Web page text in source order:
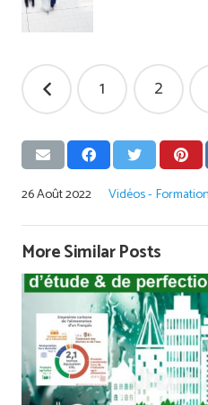
Pagination
des
publications
1 2
26 Août 2022 Vidéos -
More Similar Posts